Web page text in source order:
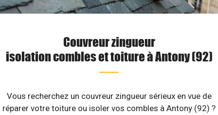
Couvreur zingueur
isolation combles et toiture à Antony (92)
Vous recherchez un couvreur zingueur sérieux en vue de
réparer votre toiture ou isoler vos combles à Antony (92) ?